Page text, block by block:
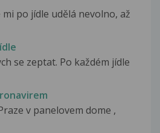
po jídle udělá nevolno, až
se zeptat. Po každém jídle
v panelovem dome ,